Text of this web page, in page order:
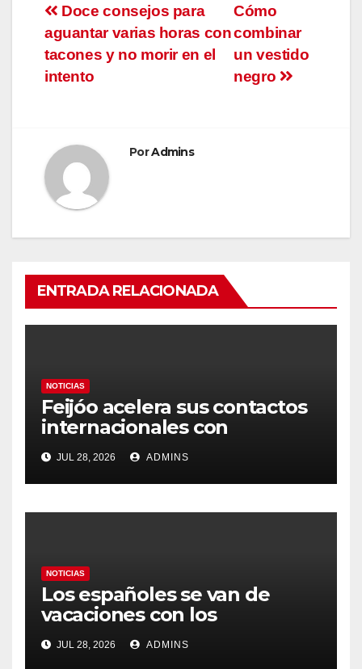
Navegación
de
entradas
Cómo
combinar
un vestido
negro
Doce consejos para
aguantar varias horas con
tacones y no morir en el
intento
PorAdmins
ENTRADA RELACIONADA
NOTICIAS
Feijóo acelera sus contactos
internacionales con
Latinoamérica como socio
prioritario en su agenda de
gobierno
JUL 28, 2026 ADMINS
NOTICIAS
Los españoles se van de
vacaciones con los
carburantes hasta un 21%
más caros que el año pasado
JUL 28, 2026 ADMINS